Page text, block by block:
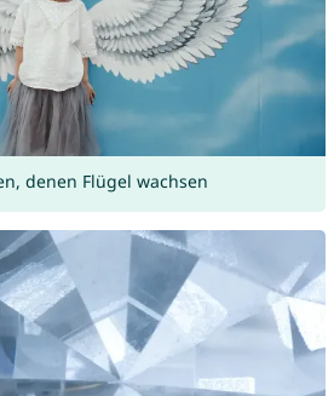
denen Flügel wachsen